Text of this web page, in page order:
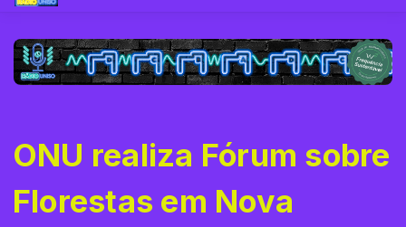
ONU realiza Fórum sobre
Florestas em Nova